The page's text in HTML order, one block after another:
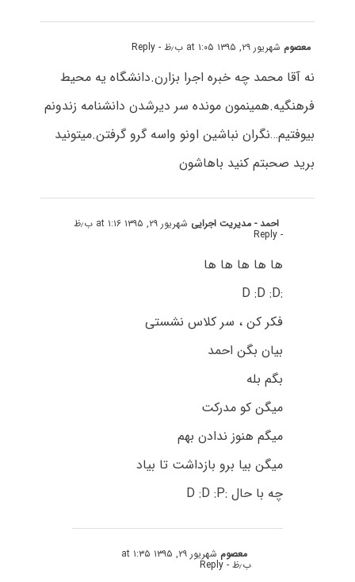
معصوم شهریور ۲۹, ۱۳۹۵ at ۱:۰۵ ب٫ظ - Reply
نه آقا محمد چه خبره اجرا بزارن.دانشگاه یه محیط
فرهنگیه.همینمون مونده سر دیرشدن دانشنامه زندونم
بیوفتیم…نگران نباشین اونو واسه گرو گرفتن.میتونید
برید صحبتم کنید باهاشون
احمد - مدیریت اجرایی شهریور ۲۹, ۱۳۹۵ at ۱:۱۶ ب٫ظ
- Reply
ها ها ها ها ها
:D :D :D
فکر کن ، سر کلاس نشستی
بیان بگن احمد
بگم بله
میگن کو مدرکت
میگم هنوز ندادن بهم
میگن بیا برو بازداشت تا بیاد
چه با حال :D :D :P
معصوم شهریور ۲۹, ۱۳۹۵ at ۱:۳۵
ب٫ظ - Reply